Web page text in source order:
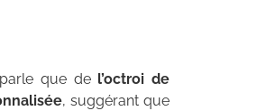
que de l’octroi de
, suggérant que